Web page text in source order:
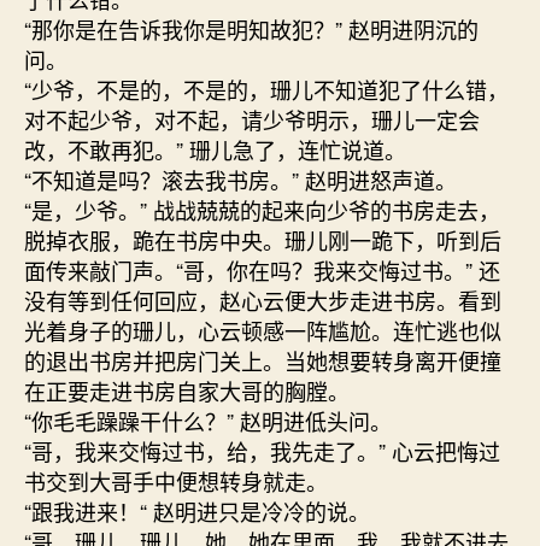
“那你是在告诉我你是明知故犯？” 赵明进阴沉的
问。
“少爷，不是的，不是的，珊儿不知道犯了什么错，
对不起少爷，对不起，请少爷明示，珊儿一定会
改，不敢再犯。” 珊儿急了，连忙说道。
“不知道是吗？滚去我书房。” 赵明进怒声道。
“是，少爷。” 战战兢兢的起来向少爷的书房走去，
脱掉衣服，跪在书房中央。珊儿刚一跪下，听到后
面传来敲门声。“哥，你在吗？我来交悔过书。” 还
没有等到任何回应，赵心云便大步走进书房。看到
光着身子的珊儿，心云顿感一阵尴尬。连忙逃也似
的退出书房并把房门关上。当她想要转身离开便撞
在正要走进书房自家大哥的胸膛。
“你毛毛躁躁干什么？” 赵明进低头问。
“哥，我来交悔过书，给，我先走了。” 心云把悔过
书交到大哥手中便想转身就走。
“跟我进来！“ 赵明进只是冷冷的说。